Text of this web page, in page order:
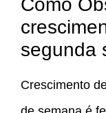
Como
segunda
Crescimento